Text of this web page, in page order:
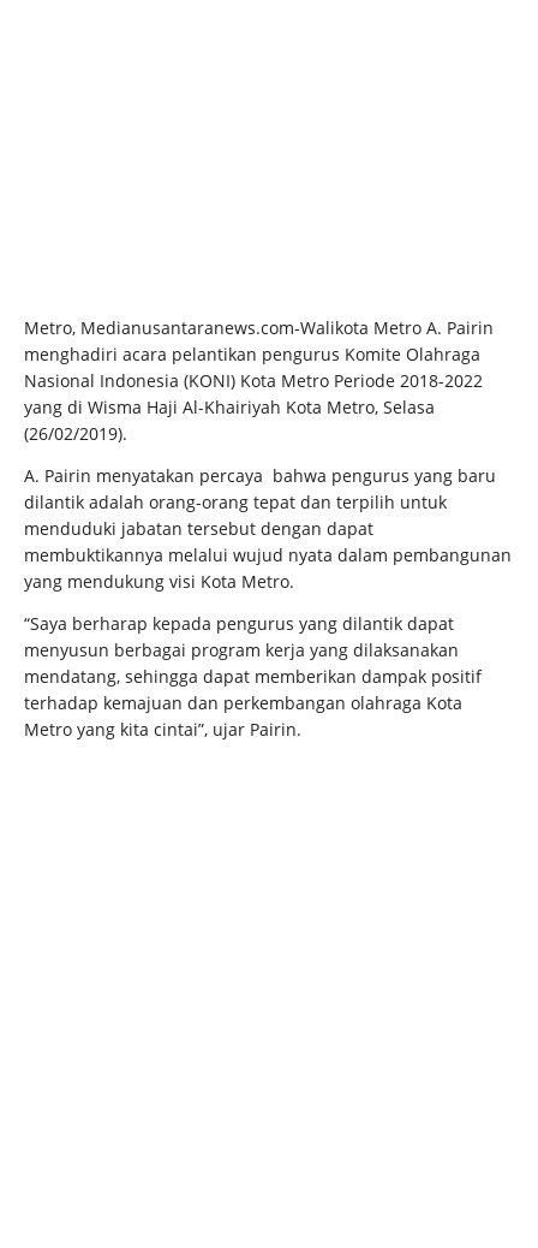
Metro, Medianusantaranews.com-Walikota Metro A. Pairin
menghadiri acara pelantikan pengurus Komite Olahraga
Nasional Indonesia (KONI) Kota Metro Periode 2018-2022
yang di Wisma Haji Al-Khairiyah Kota Metro, Selasa
(26/02/2019).
A. Pairin menyatakan percaya bahwa pengurus yang baru
dilantik adalah orang-orang tepat dan terpilih untuk
menduduki jabatan tersebut dengan dapat
membuktikannya melalui wujud nyata dalam pembangunan
yang mendukung visi Kota Metro.
“Saya berharap kepada pengurus yang dilantik dapat
menyusun berbagai program kerja yang dilaksanakan
mendatang, sehingga dapat memberikan dampak positif
terhadap kemajuan dan perkembangan olahraga Kota
Metro yang kita cintai”, ujar Pairin.